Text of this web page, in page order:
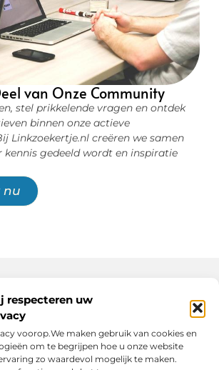
respecteren uw
voorop.We maken gebruik van cookies en
om te begrijpen hoe u onze website
zo waardevol mogelijk te maken.
van Onze Community
stel prikkelende vragen en ontdek
binnen onze actieve
Linkzoekertje.nl creëren we samen
kennis gedeeld wordt en inspiratie
nu